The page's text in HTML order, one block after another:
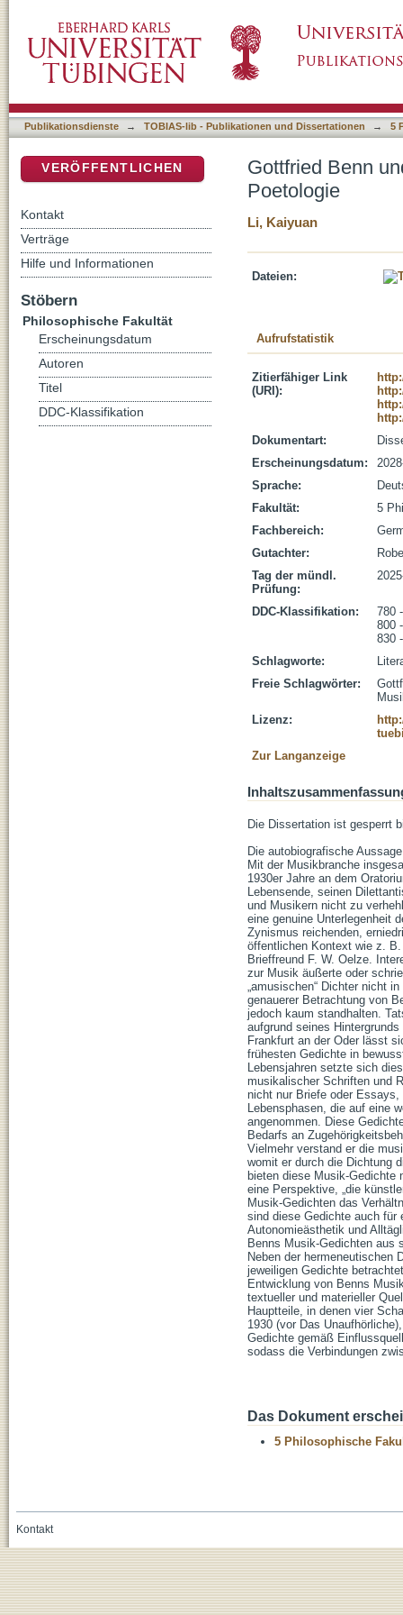
Publikationsdienste → TOBIAS-lib - Publikationen und Dissertationen → 5
Gottfried Benn
Poetologie
Li, Kaiyuan
Dateien:
Aufrufstatistik
Zitierfähiger Link
(URI):
Dokumentart:
Erscheinungsdatum:
Sprache:
Fakultät:
5
Fachbereich:
Gutachter:
Tag der mündl.
Prüfung:
DDC-Klassifikation:
780
800
830
Schlagworte:
Freie Schlagwörter:
Lizenz:
Zur Langanzeige
Die Dissertation ist gesperrt
Die autobiografische
Mit der Musikbranche
1930er Jahre an dem
Lebensende, seinen
und Musikern nicht zu
eine genuine Unterlegenheit
Zynismus reichenden,
öffentlichen Kontext wie z.
Brieffreund F. W. Oelze.
zur Musik äußerte oder
„amusischen“ Dichter nicht
genauerer Betrachtung von
jedoch kaum standhalten.
aufgrund seines
Frankfurt an der Oder lässt
frühesten Gedichte in
Lebensjahren setzte sich
musikalischer Schriften und
nicht nur Briefe oder
Lebensphasen, die auf eine
angenommen. Diese
Bedarfs an
Vielmehr verstand er die
womit er durch die Dichtung
bieten diese Musik-Gedichte
eine Perspektive, „die
Musik-Gedichten das
sind diese Gedichte auch für
Autonomieästhetik und
Benns Musik-Gedichten aus
Neben der hermeneutischen
jeweiligen Gedichte
Entwicklung von Benns
textueller und materieller
Hauptteile, in denen vier
1930 (vor Das
Gedichte gemäß
sodass die Verbindungen
Das Dokument
5 Philosophische
VERÖFFENTLICHEN
Kontakt
Verträge
Hilfe und Informationen
Stöbern
Philosophische Fakultät
Erscheinungsdatum
Autoren
Titel
DDC-Klassifikation
Kontakt